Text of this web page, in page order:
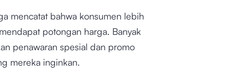
mencatat bahwa konsumen lebih
potongan harga. Banyak
penawaran spesial dan promo
mereka inginkan.